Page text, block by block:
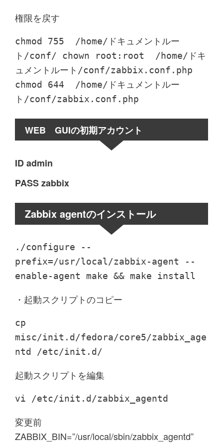
権限を戻す
chmod 755 /home/ドキュメントルー
ト/conf/ chown root:root /home/ドキ
ュメントルート/conf/zabbix.conf.php
chmod 644 /home/ドキュメントルー
ト/conf/zabbix.conf.php
WEB GUIの初期アカウント
ID admin
PASS zabbix
Zabbix agentのインストール
./configure --
prefix=/usr/local/zabbix-agent --
enable-agent make && make install
・起動スクリプトのコピー
cp
misc/init.d/fedora/core5/zabbix_age
ntd /etc/init.d/
起動スクリプトを編集
vi /etc/init.d/zabbix_agentd
変更前
ZABBIX_BIN=”/usr/local/sbin/zabbix_agentd”